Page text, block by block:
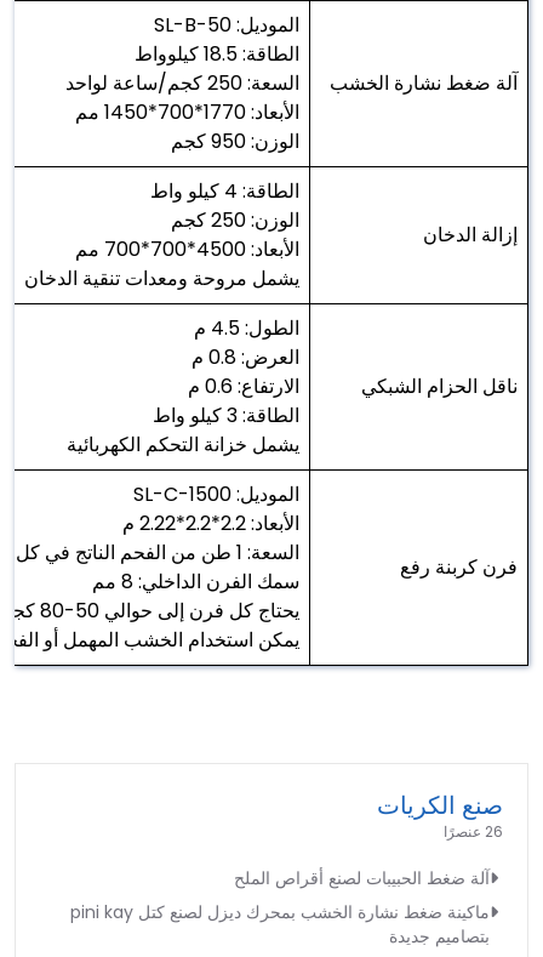
آلة ضغط نشارة الخشب
الموديل: SL-B-50
الطاقة: 18.5 كيلوواط
السعة: 250 كجم/ساعة لواحد
الأبعاد: 1770*700*1450 مم
الوزن: 950 كجم
إزالة الدخان
الطاقة: 4 كيلو واط
الوزن: 250 كجم
الأبعاد: 4500*700*700 مم
يشمل مروحة ومعدات تنقية الدخان
ناقل الحزام الشبكي
الطول: 4.5 م
العرض: 0.8 م
الارتفاع: 0.6 م
الطاقة: 3 كيلو واط
يشمل خزانة التحكم الكهربائية
فرن كربنة رفع
الموديل: SL-C-1500
الأبعاد: 2.2*2.2*2.22 م
السعة: 1 طن من الفحم الناتج في كل مرة، يحتاج إلى 8-10 ساعات لكل عملية، يشمل فرنَين، ورافعة رفع
سمك الفرن الداخلي: 8 مم
يحتاج كل فرن إلى حوالي 50-80 كجم من مصدر التدفئة
يمكن استخدام الخشب المهمل أو
صنع الكريات
26 عنصرًا
آلة ضغط الحبيبات لصنع أقراص الملح
ماكينة ضغط نشارة الخشب بمحرك ديزل لصنع كتل pini kay
بتصاميم جديدة